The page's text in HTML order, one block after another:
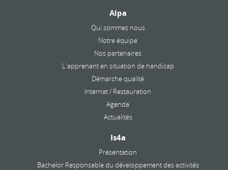
Alpa
Qui sommes nous
Notre équipe
Nos partenaires
L'apprenant en situation de handicap
Démarche qualité
Internat / Restauration
Agenda
Actualités
Is4a
Présentation
Bachelor Responsable du développement des activités